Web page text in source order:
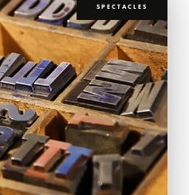
SPECTACLES